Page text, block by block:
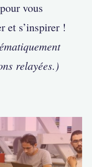
vous
et s’inspirer !
relayées.)